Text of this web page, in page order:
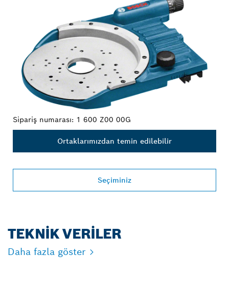
Sipariş numarası: 1 600 Z00 00G
Ortaklarımızdan temin edilebilir
Seçiminiz
TEKNIK VERILER
Daha fazla göster